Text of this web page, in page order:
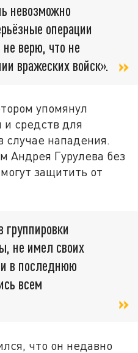
невозможно
операции
верю, что не
вражеских войск».
упомянул
и средств для
случае нападения.
Андрея Гурулева без
защитить от
не имел своих
в последнюю
всем
что он недавно